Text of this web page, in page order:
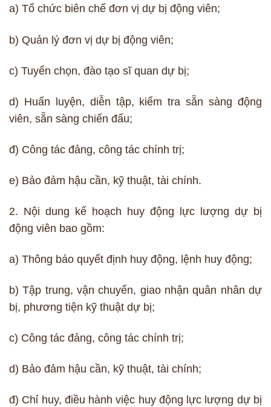
a) Tổ chức biên chế đơn vị dự bị động viên;
b) Quản lý đơn vị dự bị động viên;
c) Tuyển chọn, đào tạo sĩ quan dự bị;
d) Huấn luyện, diễn tập, kiểm tra sẵn sàng động
viên, sẵn sàng chiến đấu;
đ) Công tác đảng, công tác chính trị;
e) Bảo đảm hậu cần, kỹ thuật, tài chính.
2. Nội dung kế hoạch huy động lực lượng dự bị
động viên bao gồm:
a) Thông báo quyết định huy động, lệnh huy động;
b) Tập trung, vận chuyển, giao nhận quân nhân dự
bị, phương tiện kỹ thuật dự bị;
c) Công tác đảng, công tác chính trị;
d) Bảo đảm hậu cần, kỹ thuật, tài chính;
đ) Chỉ huy, điều hành việc huy động lực lượng dự bị